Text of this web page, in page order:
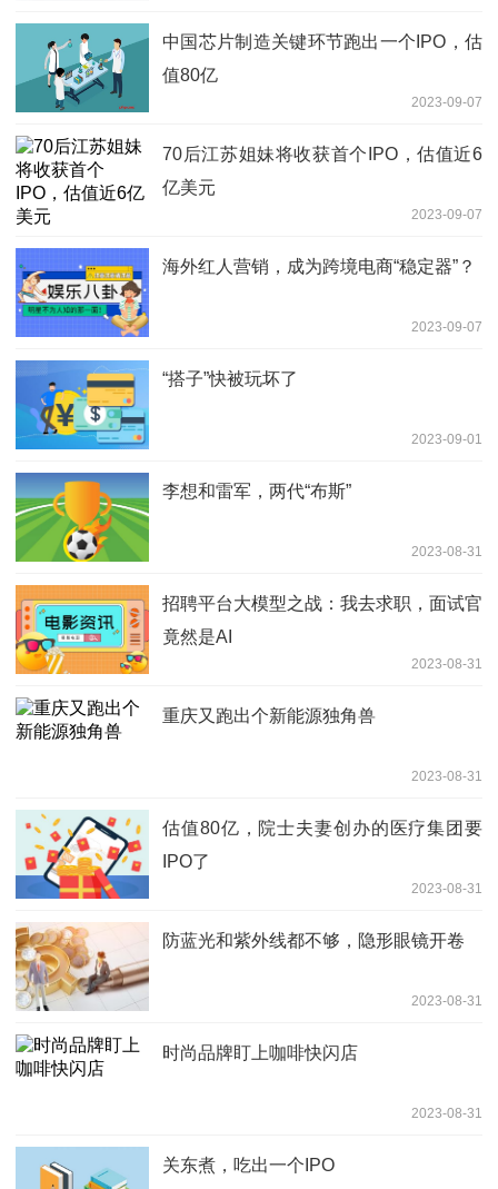
中国芯片制造关键环节跑出一个IPO，估
值80亿
2023-09-07
70后江苏姐妹将收获首个IPO，估值近6
亿美元
2023-09-07
海外红人营销，成为跨境电商“稳定器”？
2023-09-07
“搭子”快被玩坏了
2023-09-01
李想和雷军，两代“布斯”
2023-08-31
招聘平台大模型之战：我去求职，面试官
竟然是AI
2023-08-31
重庆又跑出个新能源独角兽
2023-08-31
估值80亿，院士夫妻创办的医疗集团要
IPO了
2023-08-31
防蓝光和紫外线都不够，隐形眼镜开卷
2023-08-31
时尚品牌盯上咖啡快闪店
2023-08-31
关东煮，吃出一个IPO